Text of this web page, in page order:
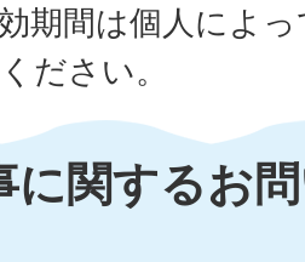
期間は個人によ
ださい。
に関するお